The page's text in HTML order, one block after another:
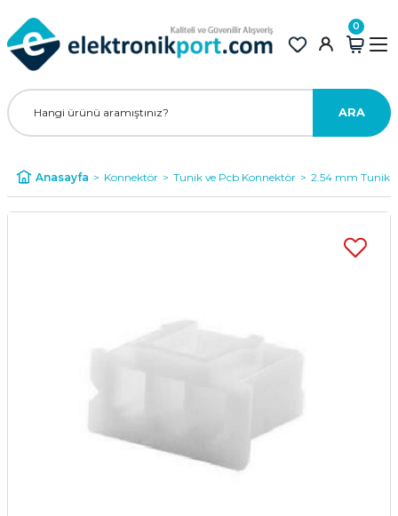
ARA
0
Anasayfa Konnektör Tunik ve Pcb Konnektör 2.54 mm Tunik